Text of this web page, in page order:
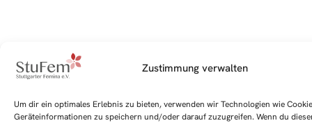
Zustimmung verwalten
Um dir ein optimales Erlebnis zu bieten, verwenden wir Technologien wie
Geräteinformationen zu speichern und/oder darauf zuzugreifen. Wenn du